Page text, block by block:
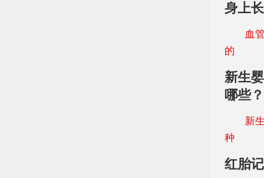
身上
血管
的
新生
哪些？
新生
种
红胎